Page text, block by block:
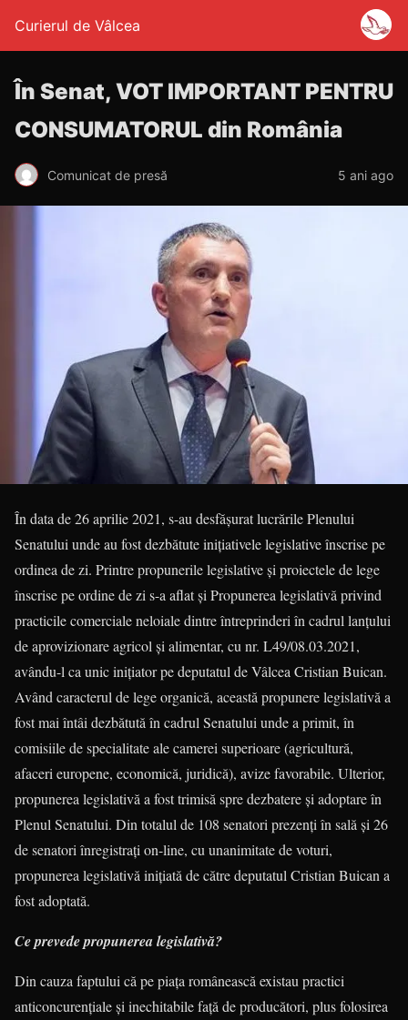
Curierul de Vâlcea
În Senat, VOT IMPORTANT PENTRU
CONSUMATORUL din România
Comunicat de presă 5 ani ago
În data de 26 aprilie 2021, s-au desfășurat lucrările Plenului
Senatului unde au fost dezbătute inițiativele legislative înscrise pe
ordinea de zi. Printre propunerile legislative și proiectele de lege
înscrise pe ordine de zi s-a aflat și Propunerea legislativă privind
practicile comerciale neloiale dintre întreprinderi în cadrul lanțului
de aprovizionare agricol și alimentar, cu nr. L49/08.03.2021,
avându-l ca unic inițiator pe deputatul de Vâlcea Cristian Buican.
Având caracterul de lege organică, această propunere legislativă a
fost mai întâi dezbătută în cadrul Senatului unde a primit, în
comisiile de specialitate ale camerei superioare (agricultură,
afaceri europene, economică, juridică), avize favorabile. Ulterior,
propunerea legislativă a fost trimisă spre dezbatere și adoptare în
Plenul Senatului. Din totalul de 108 senatori prezenți în sală și 26
de senatori înregistrați on-line, cu unanimitate de voturi,
propunerea legislativă inițiată de către deputatul Cristian Buican a
fost adoptată.
Ce prevede propunerea legislativă?
Din cauza faptului că pe piața românească existau practici
anticoncurențiale și inechitabile față de producători, plus folosirea